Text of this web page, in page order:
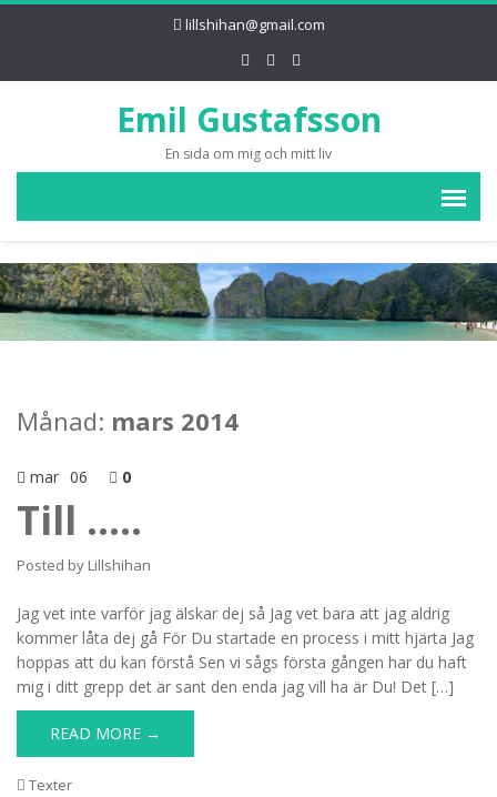
lillshihan@gmail.com
Emil Gustafsson
En sida om mig och mitt liv
Månad: mars 2014
mar 06 0
Till …..
Posted by Lillshihan
Jag vet inte varför jag älskar dej så Jag vet bara att jag aldrig
kommer låta dej gå För Du startade en process i mitt hjärta Jag
hoppas att du kan förstå Sen vi sågs första gången har du haft
mig i ditt grepp det är sant den enda jag vill ha är Du! Det […]
READ MORE →
Texter